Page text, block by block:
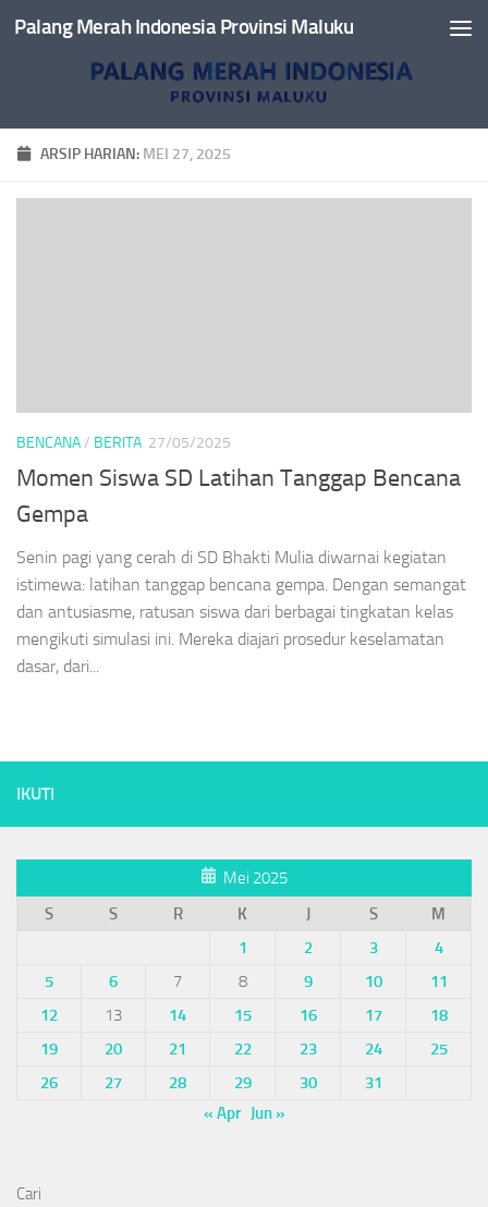
Skip to content
Palang Merah Indonesia Provinsi Maluku
ARSIP HARIAN: MEI 27, 2025
BENCANA/ BERITA 27/05/2025
Momen Siswa SD Latihan Tanggap Bencana
Gempa
Senin pagi yang cerah di SD Bhakti Mulia diwarnai kegiatan
istimewa: latihan tanggap bencana gempa. Dengan semangat
dan antusiasme, ratusan siswa dari berbagai tingkatan kelas
mengikuti simulasi ini. Mereka diajari prosedur keselamatan
dasar, dari...
IKUTI
Mei 2025
S
S R K J S
M
1
2 3
4
5
6 7 8 9 10
11
12
13 14 15 16 17
18
19
20 21 22 23 24
25
26
27 28 29 30
31
« Apr Jun »
Cari